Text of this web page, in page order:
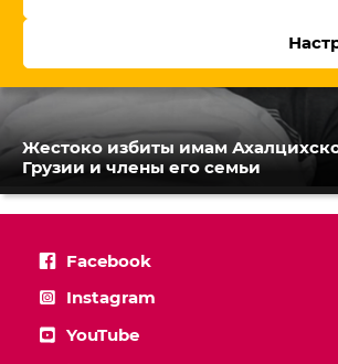
Жестоко избиты имам
Грузии и члены его семьи
Facebook
Instagram
YouTube